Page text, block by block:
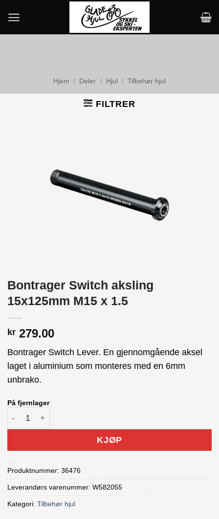
content
Hjem / Deler / Hjul / Tilbehør hjul
FILTRER
Bontrager Switch aksling
15x125mm M15 x 1.5
kr 279.00
Bontrager Switch Lever. En gjennomgående aksel
laget i aluminium som monteres med en 6mm
unbrako.
På fjernlager
KJØP
Produktnummer: 36476
Leverandørs varenummer: W582055
Kategori: Tilbehør hjul